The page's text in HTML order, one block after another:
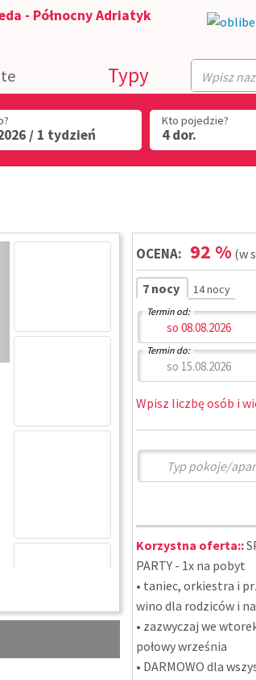
- Północny Adriatyk
Typy
/ 1 tydzień
Kto pojedzie?
4 dor.
OCENA: 92 % (w
7 nocy 14 nocy
Termin od:
Termin do:
Wpisz liczbę osób i
Korzystna oferta::
PARTY - 1x na pobyt
• taniec, orkiestra i
wino dla rodziców i
• zazwyczaj we
połowy września
• DARMOWO dla